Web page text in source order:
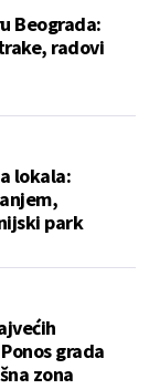
Beograda:
radovi
lokala:
park
grada
zona